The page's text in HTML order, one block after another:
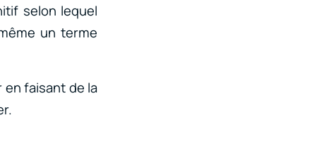
selon lequel
un terme
en faisant de la